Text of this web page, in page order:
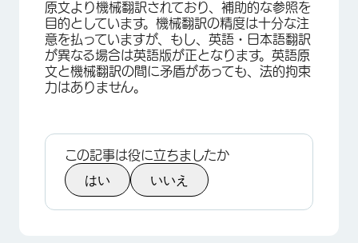
原文より機械翻訳されており、補助的な参照を
目的としています。機械翻訳の精度は十分な注
意を払っていますが、もし、英語・日本語翻訳
が異なる場合は英語版が正となります。英語原
文と機械翻訳の間に矛盾があっても、法的拘束
力はありません。
この記事は役に立ちましたか
はい いいえ